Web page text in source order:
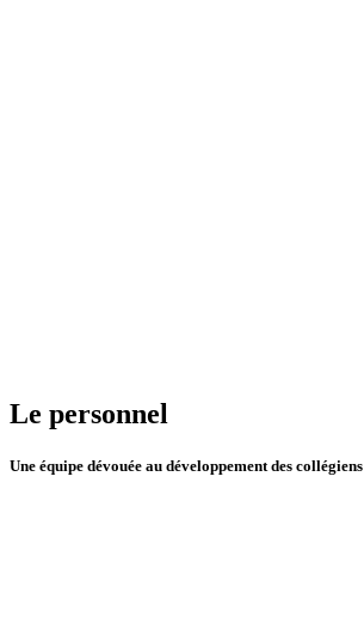
Le personnel
Une équipe dévouée au développement des collégiens